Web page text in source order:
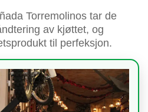
Torremolinos tar de
av kjøttet, og
til perfeksjon.